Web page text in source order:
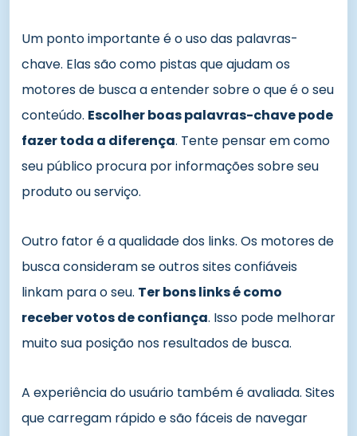
Um ponto importante é o uso das palavras-
chave. Elas são como pistas que ajudam os
motores de busca a entender sobre o que é o seu
conteúdo. Escolher boas palavras-chave pode
fazer toda a diferença. Tente pensar em como
seu público procura por informações sobre seu
produto ou serviço.
Outro fator é a qualidade dos links. Os motores de
busca consideram se outros sites confiáveis
linkam para o seu. Ter bons links é como
receber votos de confiança. Isso pode melhorar
muito sua posição nos resultados de busca.
A experiência do usuário também é avaliada. Sites
que carregam rápido e são fáceis de navegar